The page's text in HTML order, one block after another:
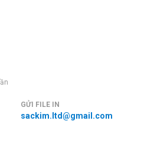
GỬI FILE IN
sackim.ltd@gmail.com